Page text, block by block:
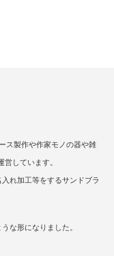
ス製作や作家モノの器や雑
しています。
れ加工等をするサンドブラ
な形になりました。